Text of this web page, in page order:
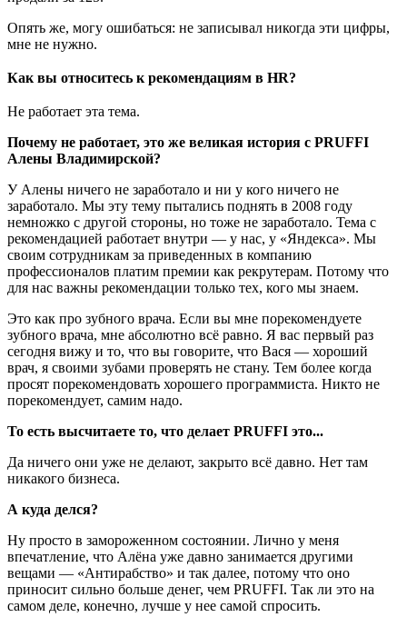
Опять же, могу ошибаться: не записывал никогда эти цифры,
мне не нужно.
Как вы относитесь к рекомендациям в HR?
Не работает эта тема.
Почему не работает, это же великая история с PRUFFI
Алены Владимирской?
У Алены ничего не заработало и ни у кого ничего не
заработало. Мы эту тему пытались поднять в 2008 году
немножко с другой стороны, но тоже не заработало. Тема с
рекомендацией работает внутри — у нас, у «Яндекса». Мы
своим сотрудникам за приведенных в компанию
профессионалов платим премии как рекрутерам. Потому что
для нас важны рекомендации только тех, кого мы знаем.
Это как про зубного врача. Если вы мне порекомендуете
зубного врача, мне абсолютно всё равно. Я вас первый раз
сегодня вижу и то, что вы говорите, что Вася — хороший
врач, я своими зубами проверять не стану. Тем более когда
просят порекомендовать хорошего программиста. Никто не
порекомендует, самим надо.
То есть высчитаете то, что делает PRUFFI это...
Да ничего они уже не делают, закрыто всё давно. Нет там
никакого бизнеса.
А куда делся?
Ну просто в замороженном состоянии. Лично у меня
впечатление, что Алёна уже давно занимается другими
вещами — «Антирабство» и так далее, потому что оно
приносит сильно больше денег, чем PRUFFI. Так ли это на
самом деле, конечно, лучше у нее самой спросить.